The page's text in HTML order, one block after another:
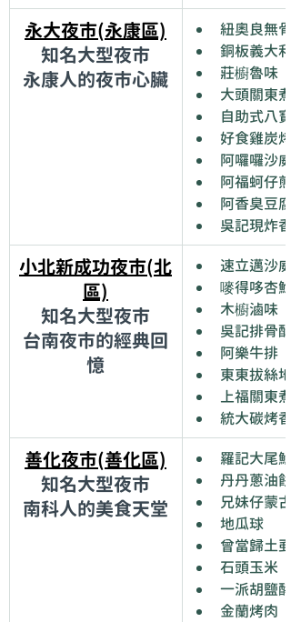
永大夜市(永康區)
知名大型夜市
永康人的夜市心臟
紐奧良無
銅板義大利
莊櫥魯味
大頭關東煮
自助式八寶
好食雞炭烤
阿囉囉沙威
阿福蚵仔煎
阿香臭豆腐
吳記現炸香
小北新成功夜市(北
區)
知名大型夜市
台南夜市的經典回
憶
速立邁沙威
嘜得哆杏鮑
木櫥滷味
吳記排骨酥
阿樂牛排
東東拔絲地
上福關東煮
統大碳烤香
善化夜市(善化區)
知名大型夜市
南科人的美食天堂
羅記大尾魷
丹丹蔥油餅
兄妹仔蒙古
地瓜球
曾當歸土虱
石頭玉米
一派胡鹽
金蘭烤肉